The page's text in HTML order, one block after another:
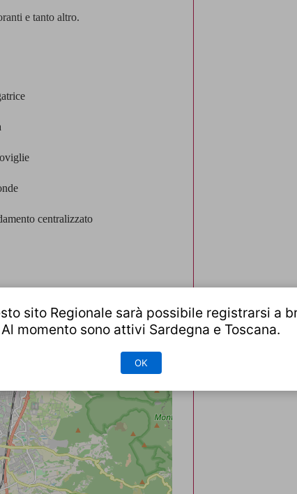
e tanto altro.
centralizzato
sito Regionale sarà possibile registrarsi a
Al momento sono attivi Sardegna e Toscana.
OK